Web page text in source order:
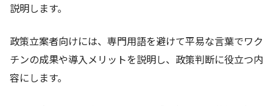
説明します。
政策立案者向けには、専門用語を避けて平易な言葉でワク
チンの成果や導入メリットを説明し、政策判断に役立つ内
容にします。